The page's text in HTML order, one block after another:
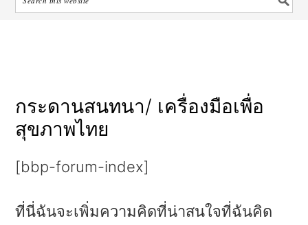
k
i
p
o
k
i
p
o
k
i
p
o
กระดานสนทนา/ เครื่องมือเพื่อ
สุขภาพไทย
[bbp-forum-index]
ที่นี่ฉันจะเพิ่มความคิดที่น่าสนใจที่ฉันคิด